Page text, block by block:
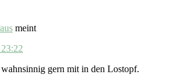
meint
gern mit in den Lostopf.